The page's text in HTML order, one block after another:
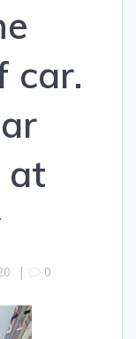
car.
at
| 0